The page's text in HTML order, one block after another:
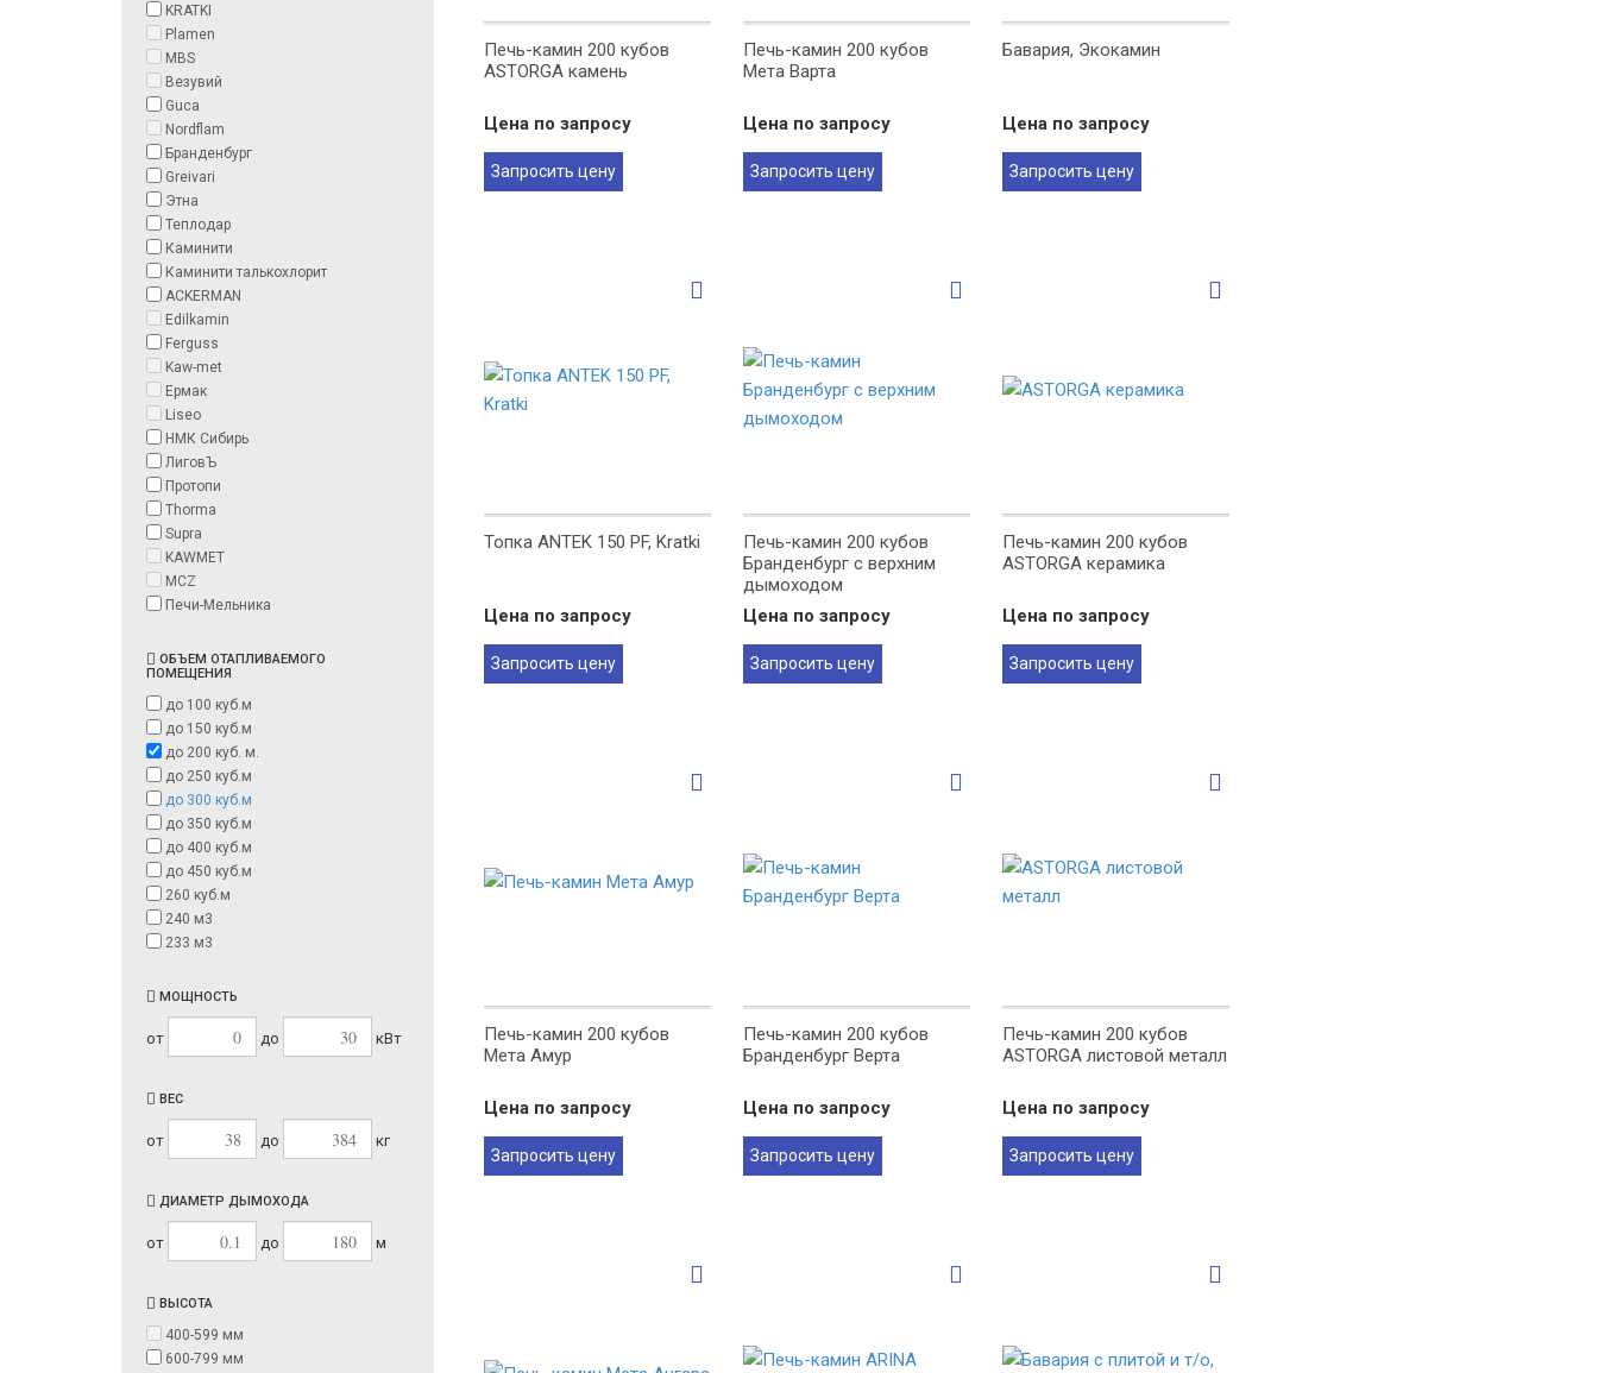
KRATKI
Plamen
MBS
Везувий
Guca
Nordflam
Бранденбург
Greivari
Этна
Теплодар
Каминити
Каминити талькохлорит
ACKERMAN
Edilkamin
Ferguss
Kaw-met
Ермак
Liseo
НМК Сибирь
ЛиговЪ
Протопи
Thorma
Supra
KAWMET
MCZ
Печи-Мельника
ОБЪЕМ ОТАПЛИВАЕМОГО
ПОМЕЩЕНИЯ
до 100 куб.м
до 150 куб.м
до 200 куб. м.
до 250 куб.м
до 300 куб.м
до 350 куб.м
до 400 куб.м
до 450 куб.м
260 куб.м
240 м3
233 м3
МОЩНОСТЬ
от до кВт
ВЕС
от до кг
ДИАМЕТР ДЫМОХОДА
от до м
ВЫСОТА
400-599 мм
600-799 мм
Печь-камин 200 кубов
ASTORGA камень
Цена по запросу
Запросить цену
Печь-камин 200 кубов
Мета Варта
Цена по запросу
Запросить цену
Бавария, Экокамин
Цена по запросу
Запросить цену
Топка ANTEK 150 PF, Kratki
Цена по запросу
Запросить цену
Печь-камин 200 кубов
Бранденбург с верхним
дымоходом
Цена по запросу
Запросить цену
Печь-камин 200 кубов
ASTORGA керамика
Цена по запросу
Запросить цену
Печь-камин 200 кубов
Мета Амур
Цена по запросу
Запросить цену
Печь-камин 200 кубов
Бранденбург Верта
Цена по запросу
Запросить цену
Печь-камин 200 кубов
ASTORGA листовой металл
Цена по запросу
Запросить цену